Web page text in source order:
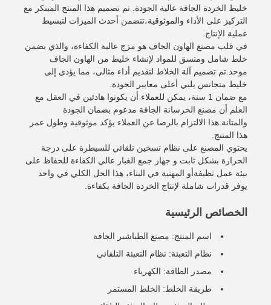
خليط الخردة الجافة عالية الجودة. تم تصميم هذا المنتج المبتكر مع
التركيز على الأداء والموثوقية،تتضمن أحدث الميزات لتبسيط
عملية الإنتاج.
في قلب مصنع الهاون الجاف هو مزج عالية الكفاءة، والذي يضمن
خلط شامل ومتسق للمواد لإنشاء خليط من الهاون الجاف
موحد.تم تصميم آلة الخلاط لتقديم أداء مثالي، مما يؤدي إلى
خليط متجانس يلبي أعلى معايير الجودة.
مع ضمان 1 سنة، يمكن للعملاء أن يكونوا هادئين في العقل مع
العلم أن مصنع الخرسانة الجافة مدعوم بضمان الجودة
والمتانة.هذا الالتزام بالرضا عن العملاء يؤكد موثوقية وطول عمر
هذا المنتج.
يحتوي المصنع على نظام تسخين تلقائي للسيطرة على درجة
الحرارة بشكل ثابت و جهاز جمع الغبار عالي الكفاءة للحفاظ على
بيئة عمل نظيفةأو المهنية في البناء، هذا الحل الكلي في واحد
يوفر قدرات شاملة لإنتاج الخردة الجافة بكفاءة.
الخصائص الرئيسية
اسم المنتج: مصنع الطباشير الجافة
نظام التعبئة: نظام التعبئة التلقائي
مصدر الطاقة: الكهرباء
طريقة الخلط: الخلط المستمر